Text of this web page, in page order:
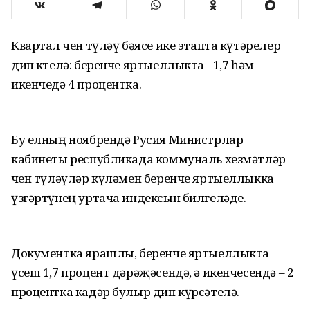
Квартал өчен түләү бәясе ике этапта күтәрелер
дип көтелә: беренче яртыеллыкта - 1,7 һәм
икенчедә 4 процентка.
Бу елның ноябрендә Русия Министрлар
кабинеты республикада коммуналь хезмәтләр
өчен түләүләр күләмен беренче яртыеллыкка
үзгәртүнең уртача индексын билгеләде.
Документка ярашлы, беренче яртыеллыкта
үсеш 1,7 процент дәрәҗәсендә, ә икенчесендә – 2
процентка кадәр булыр дип күрсәтелә.